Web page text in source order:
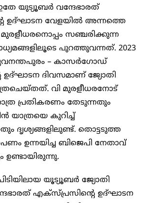
യുട്യൂബർ വന്ദേഭാരത്
ഉദ്ഘാടന വേളയിൽ അന്നത്തെ
മുരളീധരനൊപ്പം സഞ്ചരിക്കുന്ന
പുറത്തുവന്നത്. 2023
– കാസർഗോഡ്
ഉദ്ഘാടന ദിവസമാണ് ജ്യോതി
വി മുരളീധരനോട്
പ്രതികരണം തേടുന്നതും
യാത്രയെ കുറിച്ച്
ദൃശ്യങ്ങളിലുണ്ട്. തൊട്ടടുത്ത
ഉന്നയിച്ച ബിജെപി നേതാവ്
ഉണ്ടായിരുന്നു.
യൂട്യൂബർ ജ്യോതി
എക്‌സ്പ്രസിന്റെ ഉദ്ഘാടന